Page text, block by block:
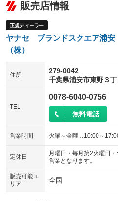
販売店情報
正規ディーラー
ヤナセ ブランドスクエア浦
（株）
住所
279-0042
千葉県浦安市東野３丁
TEL
0078-6040-0756
無料電話
営業時間 火曜～金曜…10:00～
定休日
月曜日・毎月第2火曜日
営業となります。
販売可能エ
リア
全国